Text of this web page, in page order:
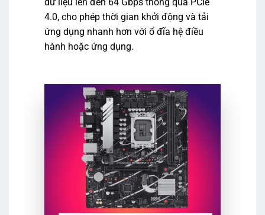
dữ liệu lên đến 64 Gbps thông qua PCIe
4.0, cho phép thời gian khởi động và tải
ứng dụng nhanh hơn với ổ đĩa hệ điều
hành hoặc ứng dụng.